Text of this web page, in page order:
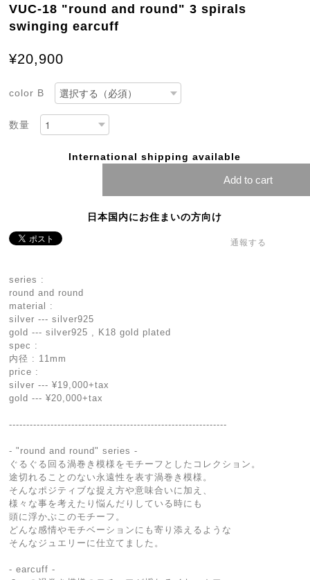
VUC-18 "round and round" 3 spirals
swinging earcuff
¥20,900
color B
数量
International shipping available
Add to cart
日本国内にお住まいの方向け
通報する
series :
round and round
material :
silver --- silver925
gold --- silver925 , K18 gold plated
spec :
内径 : 11mm
price :
silver --- ¥19,000+tax
gold --- ¥20,000+tax
---------------------------------------------------------------
- "round and round" series -
ぐるぐる回る渦巻き模様をモチーフとしたコレクション。
途切れることのない永遠性を表す渦巻き模様。
そんなポジティブな捉え方や意味合いに加え、
様々な事を考えたり悩んだりしている時にも
頭に浮かぶこのモチーフ。
どんな感情やモチベーションにも寄り添えるような
そんなジュエリーに仕立てました。
- earcuff -